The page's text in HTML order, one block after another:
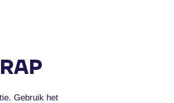
Gebruik het